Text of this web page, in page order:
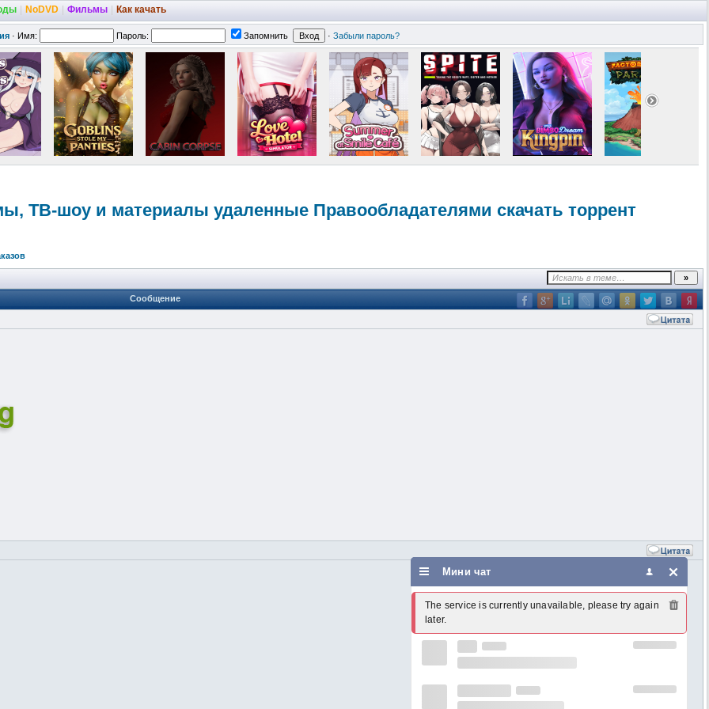
NoDVD Фильмы Как качать
· Имя: Пароль: Запомнить · Забыли пароль?
ТВ-шоу и материалы удаленные Правообладателями скачать торрент
Сообщение
Мини чат
The service is currently unavailable, please try again
later.